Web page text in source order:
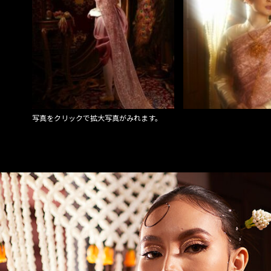
写真をクリックで拡大写真がみれます。